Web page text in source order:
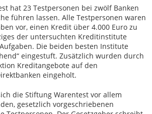
hat 23 Testpersonen bei zwölf Banken
führen lassen. Alle Testpersonen waren
vor, einen Kredit über 4.000 Euro zu
der untersuchten Kreditinstitute
Die beiden besten Institute
eingestuft. Zusätzlich wurden durch
Kreditangebote auf den
eingeholt.
die Stiftung Warentest vor allem
gesetzlich vorgeschriebenen